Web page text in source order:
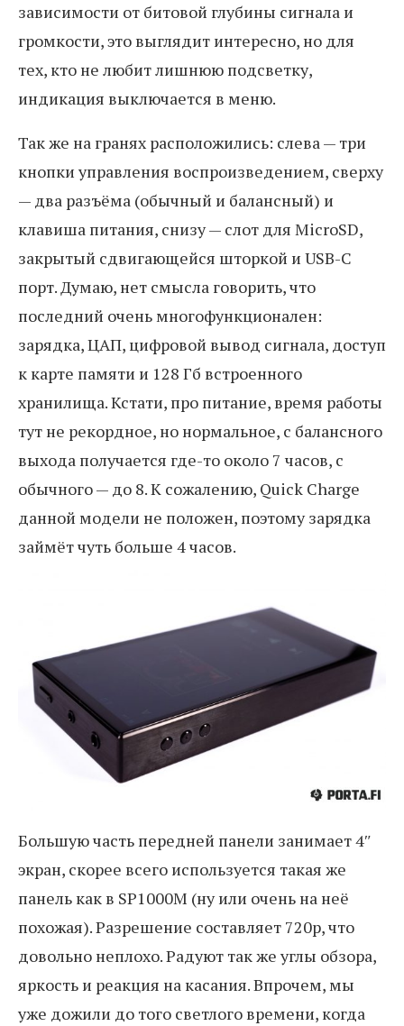
зависимости от битовой глубины сигнала и
громкости, это выглядит интересно, но для
тех, кто не любит лишнюю подсветку,
индикация выключается в меню.
Так же на гранях расположились: слева — три
кнопки управления воспроизведением, сверху
— два разъёма (обычный и балансный) и
клавиша питания, снизу — слот для MicroSD,
закрытый сдвигающейся шторкой и USB-С
порт. Думаю, нет смысла говорить, что
последний очень многофункционален:
зарядка, ЦАП, цифровой вывод сигнала, доступ
к карте памяти и 128 Гб встроенного
хранилища. Кстати, про питание, время работы
тут не рекордное, но нормальное, с балансного
выхода получается где-то около 7 часов, с
обычного — до 8. К сожалению, Quick Charge
данной модели не положен, поэтому зарядка
займёт чуть больше 4 часов.
Большую часть передней панели занимает 4″
экран, скорее всего используется такая же
панель как в SP1000M (ну или очень на неё
похожая). Разрешение составляет 720p, что
довольно неплохо. Радуют так же углы обзора,
яркость и реакция на касания. Впрочем, мы
уже дожили до того светлого времени, когда